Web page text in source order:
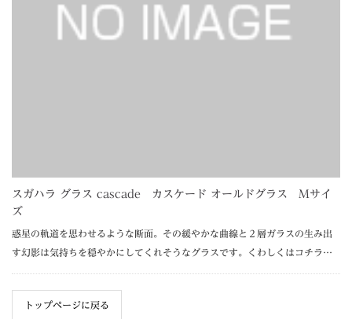
スガハラ グラス cascade カスケード オールドグラス Mサイ
ズ
惑星の軌道を思わせるような断面。その緩やかな曲線と２層ガラスの生み出
す幻影は気持ちを穏やかにしてくれそうなグラスです。くわしくはコチラ…
トップページに戻る